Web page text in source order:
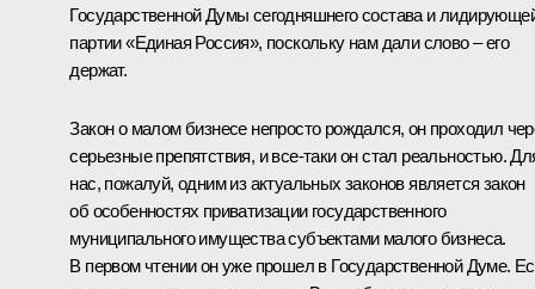
Государственной Думы сегодняшнего состава и
партии «Единая Россия», поскольку нам дали слово – его
держат.
Закон о малом бизнесе непросто рождался, он проходил
серьезные препятствия, и все‑таки он стал реальностью.
нас, пожалуй, одним из актуальных законов является закон
об особенностях приватизации государственного
муниципального имущества субъектами малого бизнеса.
В первом чтении он уже прошел в Государственной Думе.